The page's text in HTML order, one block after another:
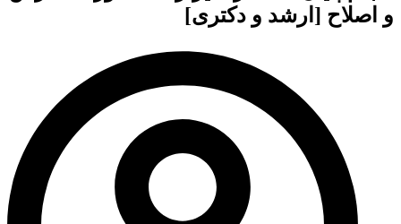
و اصلاح [ارشد و دکتری]